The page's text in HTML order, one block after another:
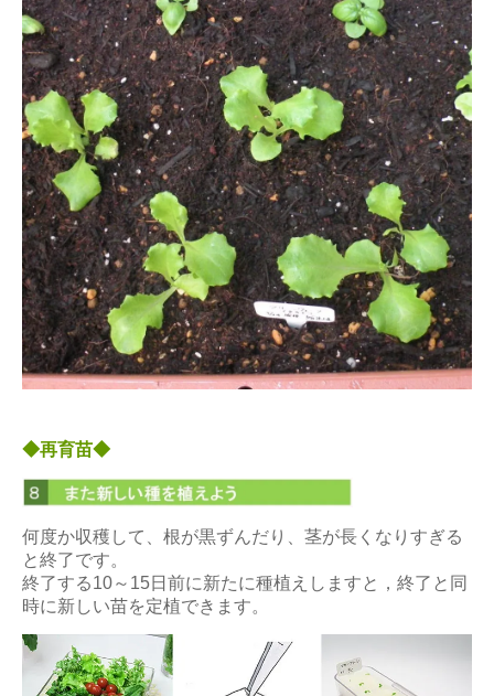
◆再育苗◆
何度か収穫して、根が黒ずんだり、茎が長くなりすぎる
と終了です。
終了する10～15日前に新たに種植えしますと，終了と同
時に新しい苗を定植できます。